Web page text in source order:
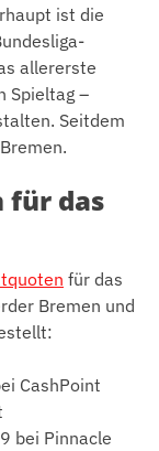
ist die
allererste
Spieltag –
Seitdem
für das
für das
Bremen und
CashPoint
bei Pinnacle